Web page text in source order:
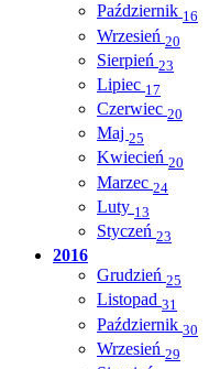
Październik 16
Wrzesień 20
Sierpień 23
Lipiec 17
Czerwiec 20
Maj 25
Kwiecień 20
Marzec 24
Luty 13
Styczeń 23
2016
Grudzień 25
Listopad 31
Październik 30
Wrzesień 29